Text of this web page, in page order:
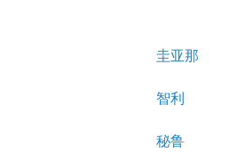
圭亚那
智利
秘鲁